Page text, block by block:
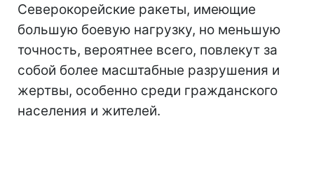
Северокорейские ракеты, имеющие
большую боевую нагрузку, но меньшую
точность, вероятнее всего, повлекут за
собой более масштабные разрушения и
жертвы, особенно среди гражданского
населения и жителей.